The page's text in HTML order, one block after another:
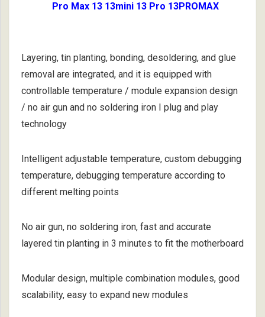
Pro Max 13 13mini 13 Pro 13PROMAX
Layering, tin planting, bonding, desoldering, and glue
removal are integrated, and it is equipped with
controllable temperature / module expansion design
/ no air gun and no soldering iron I plug and play
technology
Intelligent adjustable temperature, custom debugging
temperature, debugging temperature according to
different melting points
No air gun, no soldering iron, fast and accurate
layered tin planting in 3 minutes to fit the motherboard
Modular design, multiple combination modules, good
scalability, easy to expand new modules